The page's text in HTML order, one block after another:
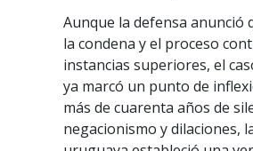
Aunque la defensa anunció
la condena y el proceso
instancias superiores, el
ya marcó un punto de
más de cuarenta años de
negacionismo y dilaciones,